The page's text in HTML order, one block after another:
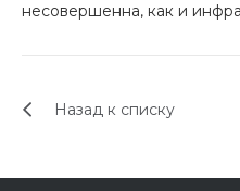
Подробнее
8 800
несовершенна, как и
Назад к списку